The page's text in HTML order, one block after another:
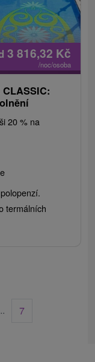
3 816,32 Kč
/noc/osoba
20 % na
termálních
7